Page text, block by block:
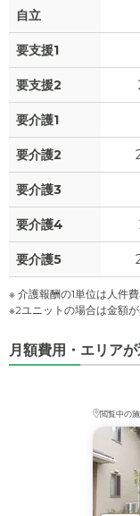
自立
要支援1
要支援2
要介護1
要介護2
要介護3
要介護4
要介護5
※ 介護報酬の1単位は人件
※2ユニットの場合は金額が
月額費用・エリア
閲覧中の